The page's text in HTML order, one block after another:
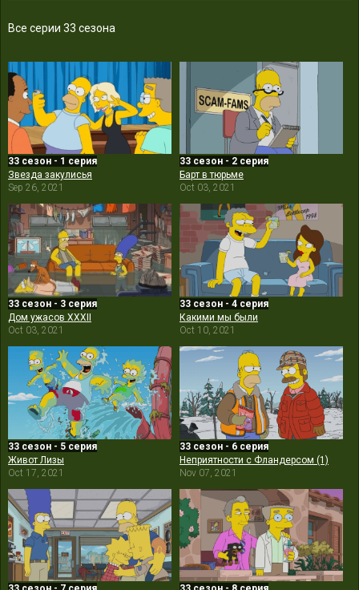
Все серии 33 сезона
33 сезон - 1 серия
Звезда закулисья
Sep 26, 2021
33 сезон - 2 серия
Барт в тюрьме
Oct 03, 2021
33 сезон - 3 серия
Дом ужасов XXXII
Oct 03, 2021
33 сезон - 4 серия
Какими мы были
Oct 10, 2021
33 сезон - 5 серия
Живот Лизы
Oct 17, 2021
33 сезон - 6 серия
Неприятности с Фландерсом (1)
Nov 07, 2021